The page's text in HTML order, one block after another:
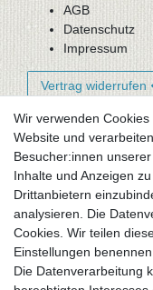
AGB
Datenschutz
Impressum
Vertrag widerrufen
Newsletter-
FAQ / Fragen
Mein Warenkorb
Mein Merkzettel
Mein Konto
UNSER
Gottlieb-Daimler-Str.
Wir verwenden
Website und
Besucher:innen
Inhalte und Anzeigen
Drittanbietern
analysieren. Die
Cookies. Wir teilen
Einstellungen benennen.
Die Datenverarbeitung